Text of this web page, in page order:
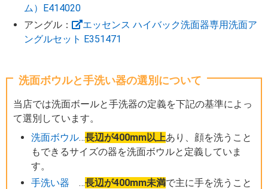
ム）E414020
アングル：
エッセンス ハイバック洗面器専用洗面ア
ングルセット E351471
洗面ボウルと手洗い器の選別について
当店では洗面ボールと手洗器の定義を下記の基準によっ
て選別しています。
洗面ボウル…長辺が400mm以上あり、顔を洗うこと
もできるサイズの器を洗面ボウルと定義していま
す。
手洗い器 …長辺が400mm未満で主に手を洗うこと